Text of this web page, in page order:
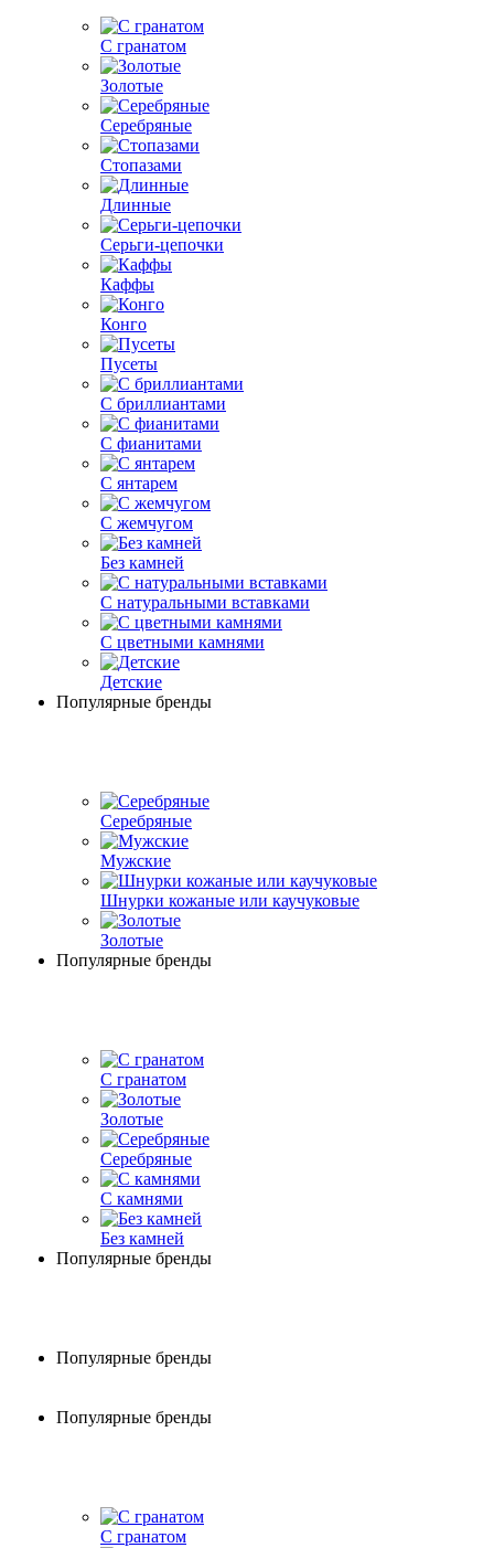
С гранатом
Золотые
Серебряные
Стопазами
Длинные
Серьги-цепочки
Каффы
Конго
Пусеты
С бриллиантами
С фианитами
С янтарем
С жемчугом
Без камней
С натуральными вставками
С цветными камнями
Детские
Популярные бренды
Серебряные
Мужские
Шнурки кожаные или каучуковые
Золотые
Популярные бренды
С гранатом
Золотые
Серебряные
С камнями
Без камней
Популярные бренды
Популярные бренды
Популярные бренды
С гранатом